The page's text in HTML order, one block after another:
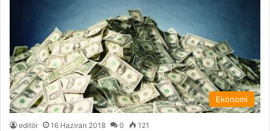
Ekonomi
editör 16 Haziran 2018 0 121